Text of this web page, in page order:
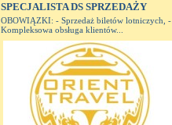
SPECJALISTA DS SPRZEDAŻY
OBOWIĄZKI: - Sprzedaż biletów lotniczych, -
Kompleksowa obsługa klientów...